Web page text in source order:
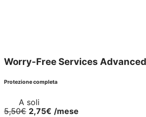
Worry-Free Services Advanced
Protezione completa
A soli
5,50€ 2,75€ /mese